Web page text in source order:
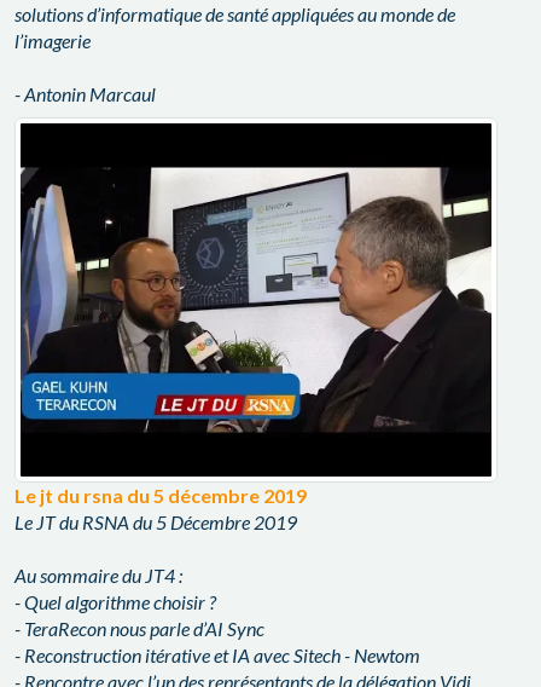
solutions d’informatique de santé appliquées au monde de
l’imagerie
- Antonin Marcaul
Le jt du rsna du 5 décembre 2019
Le JT du RSNA du 5 Décembre 2019
Au sommaire du JT4 :
- Quel algorithme choisir ?
- TeraRecon nous parle d’AI Sync
- Reconstruction itérative et IA avec Sitech - Newtom
- Rencontre avec l’un des représentants de la délégation Vidi